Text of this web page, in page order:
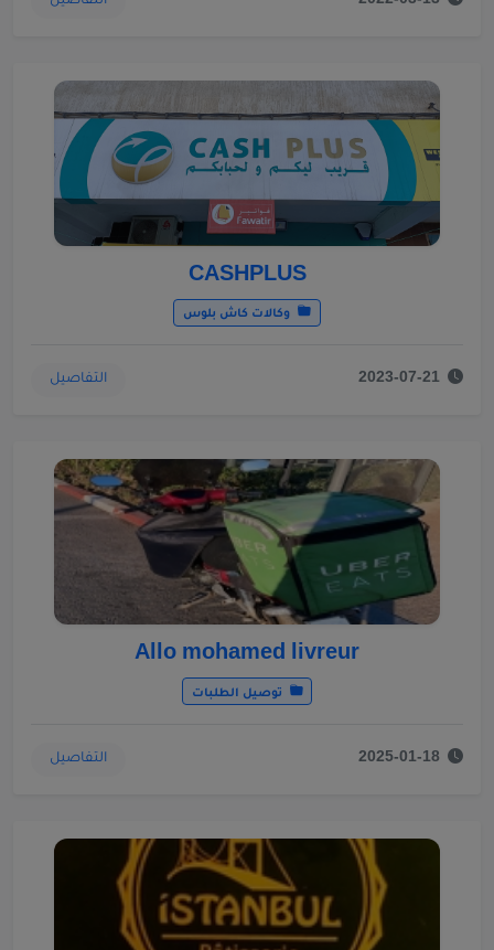
CASHPLUS
وكالات كاش بلوس
2023-07-21 التفاصيل
Allo mohamed livreur
توصيل الطلبات
2025-01-18 التفاصيل